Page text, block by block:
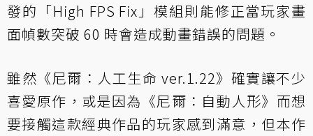
發的「High FPS Fix」 模組則能修正當玩家畫
面幀數突破 60 時會造成動畫錯誤的問題。
雖然《尼爾：人工生命 ver.1.22》確實讓不少
喜愛原作，或是因為《尼爾：自動人形》而想
要接觸這款經典作品的玩家感到滿意，但本作